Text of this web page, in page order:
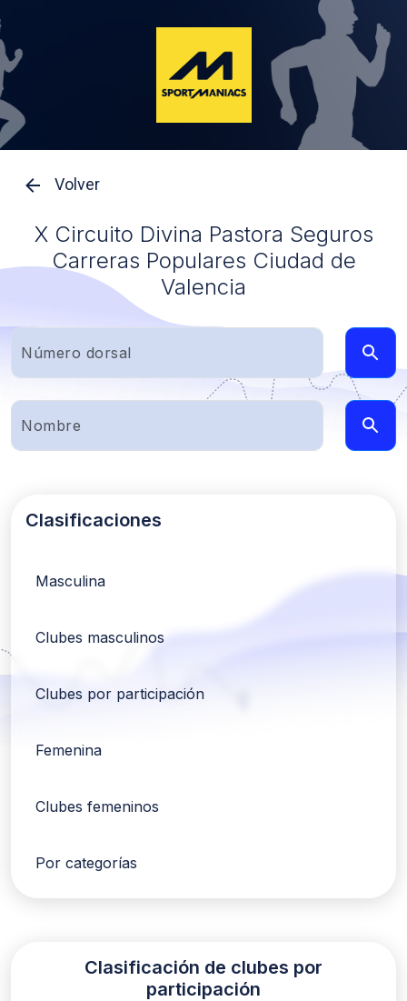
Volver
X Circuito Divina Pastora Seguros
Carreras Populares Ciudad de
Valencia
Clasificaciones
Masculina
Clubes masculinos
Clubes por participación
Femenina
Clubes femeninos
Por categorías
Clasificación de clubes por
participación